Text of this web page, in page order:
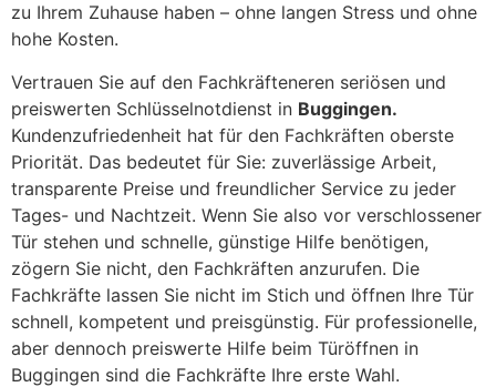
zu Ihrem Zuhause haben – ohne langen Stress und ohne
hohe Kosten.
Vertrauen Sie auf den Fachkräfteneren seriösen und
preiswerten Schlüsselnotdienst in Buggingen.
Kundenzufriedenheit hat für den Fachkräften oberste
Priorität. Das bedeutet für Sie: zuverlässige Arbeit,
transparente Preise und freundlicher Service zu jeder
Tages- und Nachtzeit. Wenn Sie also vor verschlossener
Tür stehen und schnelle, günstige Hilfe benötigen,
zögern Sie nicht, den Fachkräften anzurufen. Die
Fachkräfte lassen Sie nicht im Stich und öffnen Ihre Tür
schnell, kompetent und preisgünstig. Für professionelle,
aber dennoch preiswerte Hilfe beim Türöffnen in
Buggingen sind die Fachkräfte Ihre erste Wahl.